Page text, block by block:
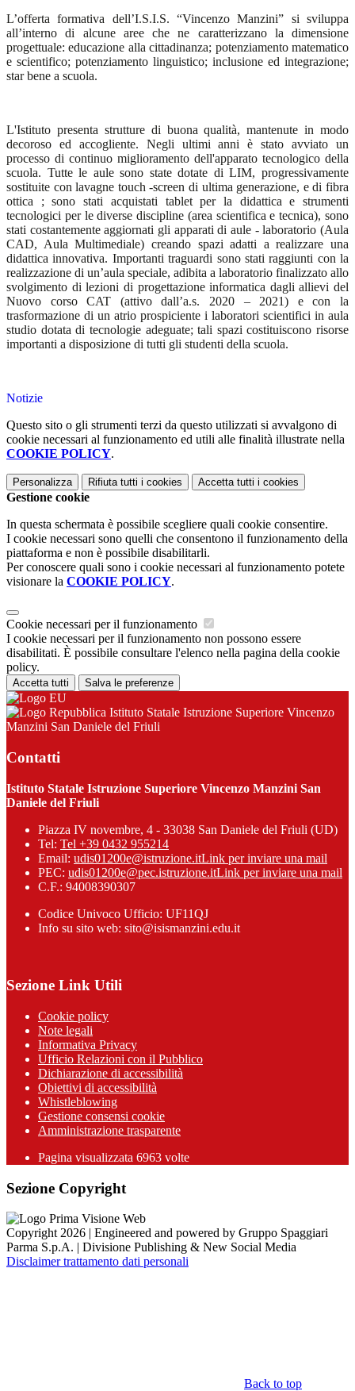
L’offerta formativa dell’I.S.I.S. “Vincenzo Manzini” si sviluppa
all’interno di alcune aree che ne caratterizzano la dimensione
progettuale: educazione alla cittadinanza; potenziamento matematico
e scientifico; potenziamento linguistico; inclusione ed integrazione;
star bene a scuola.
L'Istituto presenta strutture di buona qualità, mantenute in modo
decoroso ed accogliente. Negli ultimi anni è stato avviato un
processo di continuo miglioramento dell'apparato tecnologico della
scuola. Tutte le aule sono state dotate di LIM, progressivamente
sostituite con lavagne touch -screen di ultima generazione, e di fibra
ottica ; sono stati acquistati tablet per la didattica e strumenti
tecnologici per le diverse discipline (area scientifica e tecnica), sono
stati costantemente aggiornati gli apparati di aule - laboratorio (Aula
CAD, Aula Multimediale) creando spazi adatti a realizzare una
didattica innovativa. Importanti traguardi sono stati raggiunti con la
realizzazione di un’aula speciale, adibita a laboratorio finalizzato allo
svolgimento di lezioni di progettazione informatica dagli allievi del
Nuovo corso CAT (attivo dall’a.s. 2020 – 2021) e con la
trasformazione di un atrio prospiciente i laboratori scientifici in aula
studio dotata di tecnologie adeguate; tali spazi costituiscono risorse
importanti a disposizione di tutti gli studenti della scuola.
Notizie
Questo sito o gli strumenti terzi da questo utilizzati si avvalgono di
cookie necessari al funzionamento ed utili alle finalità illustrate nella
COOKIE POLICY.
Personalizza Rifiuta tutti i cookies Accetta tutti i cookies
Gestione cookie
In questa schermata è possibile scegliere quali cookie consentire.
I cookie necessari sono quelli che consentono il funzionamento della
piattaforma e non è possibile disabilitarli.
Per conoscere quali sono i cookie necessari al funzionamento potete
visionare la COOKIE POLICY.
Cookie necessari per il funzionamento
I cookie necessari per il funzionamento non possono essere
disabilitati. È possibile consultare l'elenco nella pagina della cookie
policy.
Accetta tutti Salva le preferenze
Istituto Statale Istruzione Superiore Vincenzo
Manzini San Daniele del Friuli
Contatti
Istituto Statale Istruzione Superiore Vincenzo Manzini San
Daniele del Friuli
Piazza IV novembre, 4 - 33038 San Daniele del Friuli (UD)
Tel: Tel +39 0432 955214
Email: udis01200e@istruzione.itLink per inviare una mail
PEC: udis01200e@pec.istruzione.itLink per inviare una mail
C.F.: 94008390307
Codice Univoco Ufficio: UF11QJ
Info su sito web: sito@isismanzini.edu.it
Sezione Link Utili
Cookie policy
Note legali
Informativa Privacy
Ufficio Relazioni con il Pubblico
Dichiarazione di accessibilità
Obiettivi di accessibilità
Whistleblowing
Gestione consensi cookie
Amministrazione trasparente
Pagina visualizzata 6963 volte
Sezione Copyright
Copyright 2026 | Engineered and powered by Gruppo Spaggiari
Parma S.p.A. | Divisione Publishing & New Social Media
Disclaimer trattamento dati personali
Back to top